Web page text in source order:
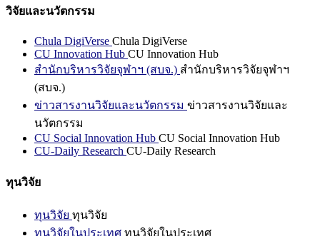
วิจัยและนวัตกรรม
Chula DigiVerse Chula DigiVerse
CU Innovation Hub CU Innovation Hub
สำนักบริหารวิจัยจุฬาฯ (สบจ.) สำนักบริหารวิจัยจุฬาฯ
(สบจ.)
ข่าวสารงานวิจัยและนวัตกรรม ข่าวสารงานวิจัยและ
นวัตกรรม
CU Social Innovation Hub CU Social Innovation Hub
CU-Daily Research CU-Daily Research
ทุนวิจัย
ทุนวิจัย ทุนวิจัย
ทุนวิจัยในประเทศ ทุนวิจัยในประเทศ